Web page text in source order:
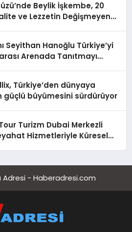
Beylik İşkembe, 20
ve Lezzetin Değişmeyen
Seyithan Hanoğlu Türkiye’yi
Arenada Tanıtmayı
Türkiye’den dünyaya
güçlü büyümesini sürdürüyor
Turizm Dubai Merkezli
Hizmetleriyle Küresel
Adresi - Haberadresi.com